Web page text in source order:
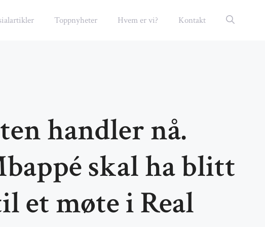
Toppnyheter Hvem er vi? Kontakt
handler nå.
skal ha blitt
et møte i Real